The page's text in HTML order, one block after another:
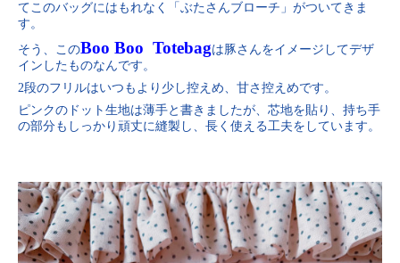
てこのバッグにはもれなく「ぶたさんブローチ」がついてきま
す。
そう、このBoo Boo Totebagは豚さんをイメージしてデザ
インしたものなんです。
2段のフリルはいつもより少し控えめ、甘さ控えめです。
ピンクのドット生地は薄手と書きましたが、芯地を貼り、持ち手
の部分もしっかり頑丈に縫製し、長く使える工夫をしています。